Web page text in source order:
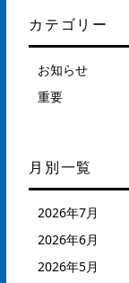
カテゴリー
お知らせ
重要
月別一覧
2026年7月
2026年6月
2026年5月